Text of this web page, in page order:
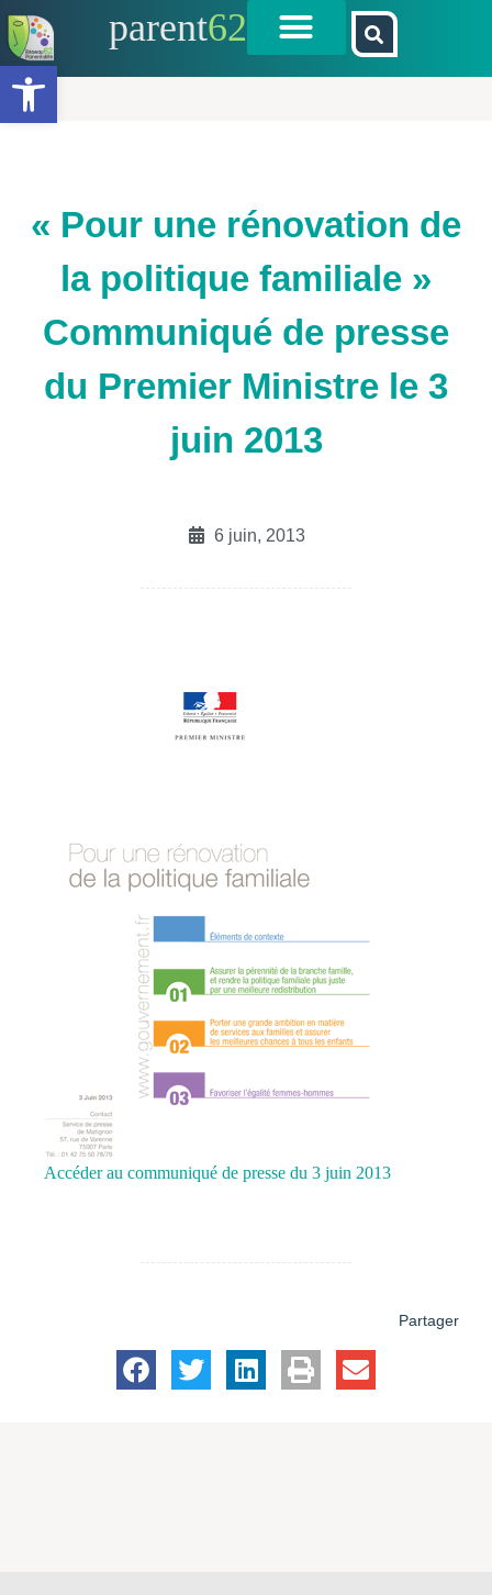
Ouvrir la barre d’outils
parent62
« Pour une rénovation de
la politique familiale »
Communiqué de presse
du Premier Ministre le 3
juin 2013
6 juin, 2013
Accéder au communiqué de presse du 3 juin 2013
Partager